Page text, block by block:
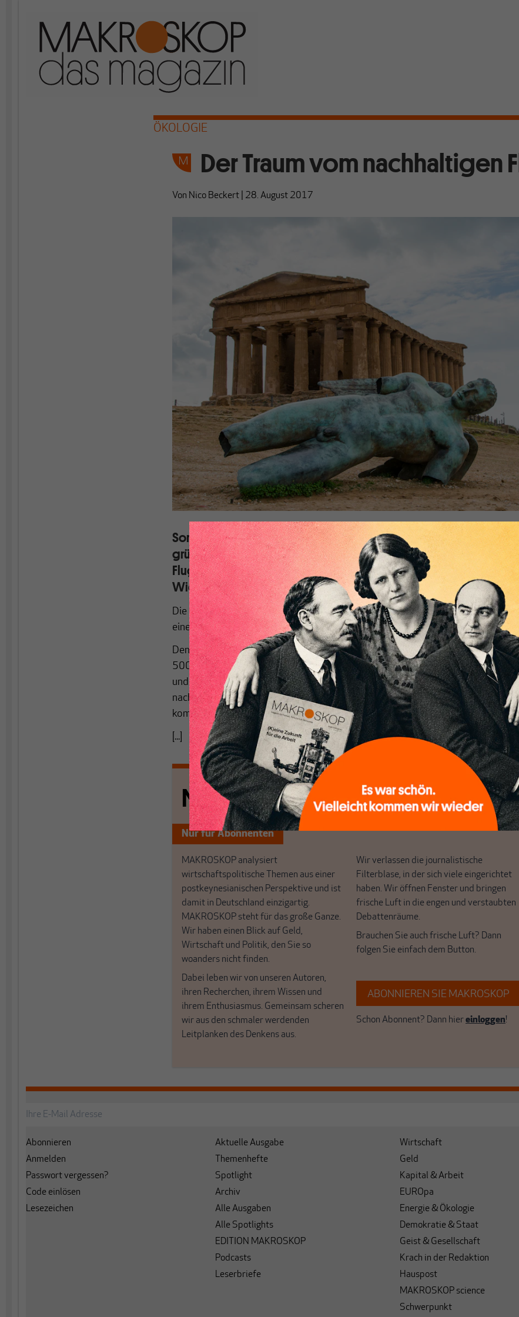
ÖKOLOGIE
Der Traum vom nachhaltigen
Von Nico Beckert 28. August 2017
Sommerzeit ist Reisezeit. Menschen, die Bio-Lebensmittel kaufen,
grün wählen und sich für besonders nachhaltig halten, steigen in
Flugzeuge und reisen nach Thailand, New York oder auf die
Wie passt das zusammen?
Die Grünen-nahe Böll-Stiftungschreibt, „der Traum vom Fliegen“ sei „ohne
eine der härtesten „Nüsse“ in der Klima- und Nachhaltigkeitspolitik“. Recht hat
Denn dutzende Tonnen vom Erdboden zu heben und sie dann mit weit mehr als
500 km/h durch die Lüfte zu bewegen, verbraucht immense Mengen an
und verursacht einen hohen CO2-Ausstoß. Ein Hin- und Rückflug von Frankfurt
nach Teneriffa bspw. verursacht ca. 1450kg CO2. Und von Berlin nach New York
kommt man schon auf ca. 2,5 Tonnen.
[...]
Nichts schreibt sich von allein!
Nur für Abonnenten
MAKROSKOP analysiert
wirtschaftspolitische Themen aus einer
postkeynesianischen Perspektive und ist
damit in Deutschland einzigartig.
MAKROSKOP steht für das große Ganze.
Wir haben einen Blick auf Geld,
Wirtschaft und Politik, den Sie so
woanders nicht finden.
Dabei leben wir von unseren Autoren,
ihren Recherchen, ihrem Wissen und
ihrem Enthusiasmus. Gemeinsam scheren
wir aus den schmaler werdenden
Leitplanken des Denkens aus.
Wir verlassen die journalistische
Filterblase, in der sich viele eingerichtet
haben. Wir öffnen Fenster und bringen
frische Luft in die engen und verstaubten
Debattenräume.
Brauchen Sie auch frische Luft? Dann
folgen Sie einfach dem Button.
ABONNIEREN SIE MAKROSKOP
Schon Abonnent? Dann hiereinloggen!
Abonnieren
Anmelden
Passwort vergessen?
Code einlösen
Lesezeichen
Aktuelle Ausgabe
Themenhefte
Spotlight
Archiv
Alle Ausgaben
Alle Spotlights
EDITION MAKROSKOP
Podcasts
Leserbriefe
Wirtschaft
Geld
Kapital & Arbeit
EUROpa
Energie & Ökologie
Demokratie & Staat
Geist & Gesellschaft
Krach in der Redaktion
Hauspost
MAKROSKOP science
Schwerpunkt